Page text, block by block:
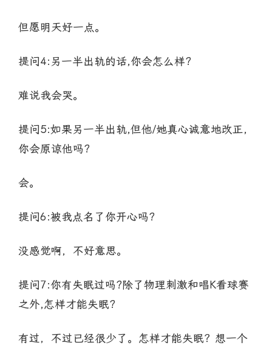
但愿明天好一点。
提问4:另一半出轨的话,你会怎么样?
难说我会哭。
提问5:如果另一半出轨,但他/她真心诚意地改正,
你会原谅他吗?
会。
提问6:被我点名了你开心吗?
没感觉啊，不好意思。
提问7:你有失眠过吗?除了物理刺激和唱K看球赛
之外,怎样才能失眠?
有过，不过已经很少了。怎样才能失眠？想一个